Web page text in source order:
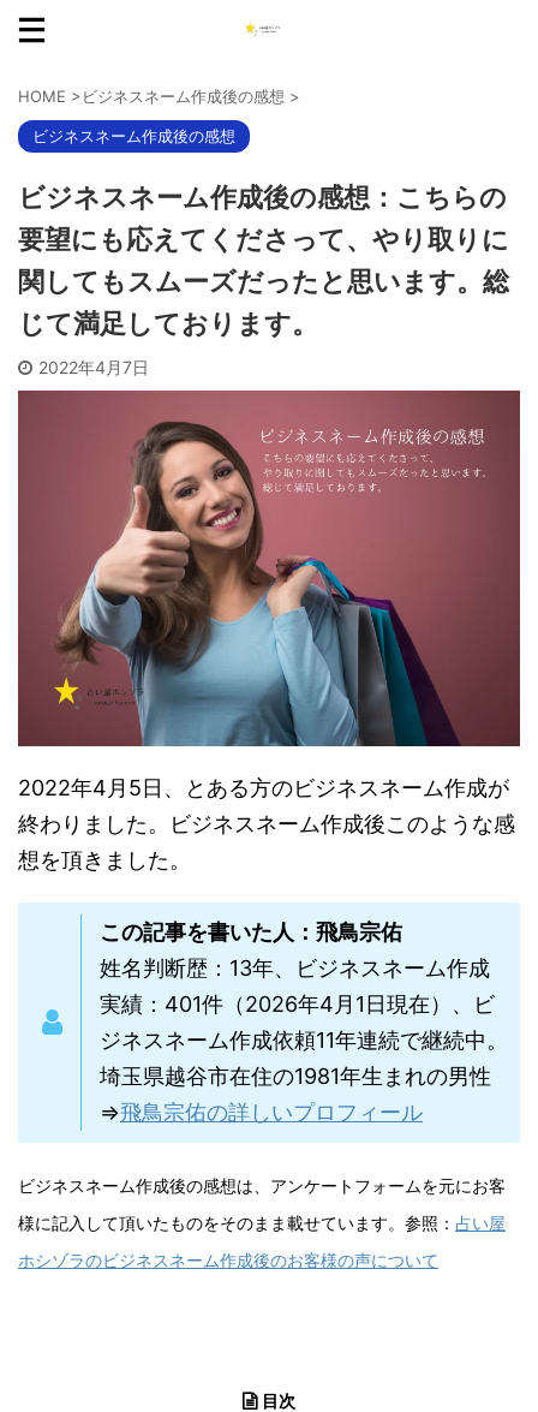
HOME >ビジネスネーム作成後の感想 >
ビジネスネーム作成後の感想
ビジネスネーム作成後の感想：こちらの
要望にも応えてくださって、やり取りに
関してもスムーズだったと思います。総
じて満足しております。
2022年4月7日
2022年4月5日、とある方のビジネスネーム作成が
終わりました。ビジネスネーム作成後このような感
想を頂きました。
この記事を書いた人：飛鳥宗佑
姓名判断歴：13年、ビジネスネーム作成
実績：401件（2026年4月1日現在）、ビ
ジネスネーム作成依頼11年連続で継続中。
埼玉県越谷市在住の1981年生まれの男性
⇒飛鳥宗佑の詳しいプロフィール
ビジネスネーム作成後の感想は、アンケートフォームを元にお客
様に記入して頂いたものをそのまま載せています。参照： 占い屋
ホシゾラのビジネスネーム作成後のお客様の声について
目次